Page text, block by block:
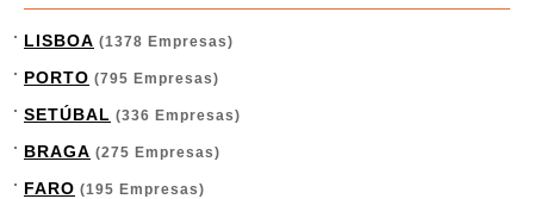
LISBOA (1378 Empresas)
PORTO (795 Empresas)
SETÚBAL (336 Empresas)
BRAGA (275 Empresas)
FARO (195 Empresas)